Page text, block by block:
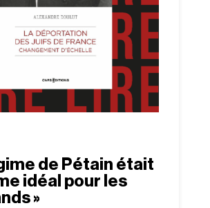
de Pétain était
idéal pour les
»